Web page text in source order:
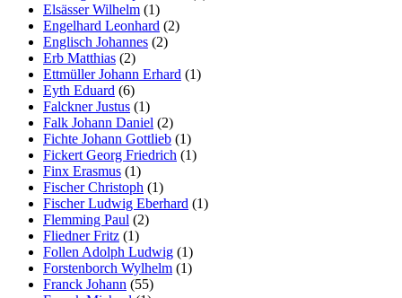
Elsässer Wilhelm (1)
Engelhard Leonhard (2)
Englisch Johannes (2)
Erb Matthias (2)
Ettmüller Johann Erhard (1)
Eyth Eduard (6)
Falckner Justus (1)
Falk Johann Daniel (2)
Fichte Johann Gottlieb (1)
Fickert Georg Friedrich (1)
Finx Erasmus (1)
Fischer Christoph (1)
Fischer Ludwig Eberhard (1)
Flemming Paul (2)
Fliedner Fritz (1)
Follen Adolph Ludwig (1)
Forstenborch Wylhelm (1)
Franck Johann (55)